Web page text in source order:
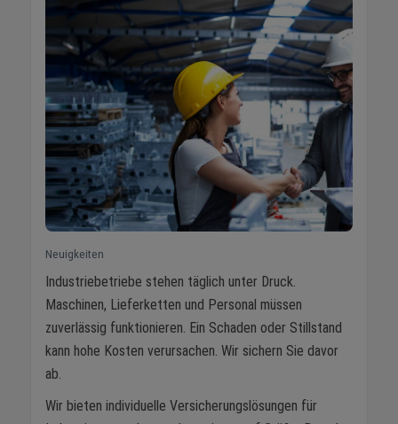
Neuigkeiten
Industriebetriebe stehen täglich unter Druck.
Maschinen, Lieferketten und Personal müssen
zuverlässig funktionieren. Ein Schaden oder Stillstand
kann hohe Kosten verursachen. Wir sichern Sie davor
ab.
Wir bieten individuelle Versicherungslösungen für